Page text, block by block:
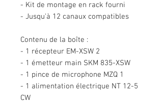
- Kit de montage en rack fourni
- Jusqu'à 12 canaux compatibles
Contenu de la boîte :
- 1 récepteur EM-XSW 2
- 1 émetteur main SKM 835-XSW
- 1 pince de microphone MZQ 1
- 1 alimentation électrique NT 12-5
CW